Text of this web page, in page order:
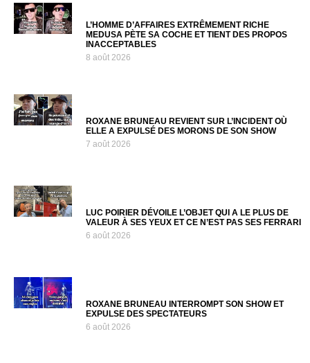
L’HOMME D’AFFAIRES EXTRÊMEMENT RICHE
MEDUSA PÈTE SA COCHE ET TIENT DES PROPOS
INACCEPTABLES
8 août 2026
ROXANE BRUNEAU REVIENT SUR L’INCIDENT OÙ
ELLE A EXPULSÉ DES MORONS DE SON SHOW
7 août 2026
LUC POIRIER DÉVOILE L’OBJET QUI A LE PLUS DE
VALEUR À SES YEUX ET CE N’EST PAS SES FERRARI
6 août 2026
ROXANE BRUNEAU INTERROMPT SON SHOW ET
EXPULSE DES SPECTATEURS
6 août 2026